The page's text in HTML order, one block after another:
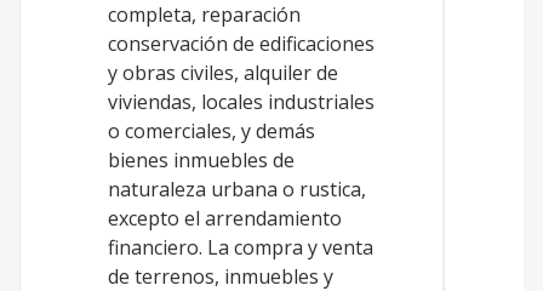
completa, reparación
conservación de edificaciones
y obras civiles, alquiler de
viviendas, locales industriales
o comerciales, y demás
bienes inmuebles de
naturaleza urbana o rustica,
excepto el arrendamiento
financiero. La compra y venta
de terrenos, inmuebles y